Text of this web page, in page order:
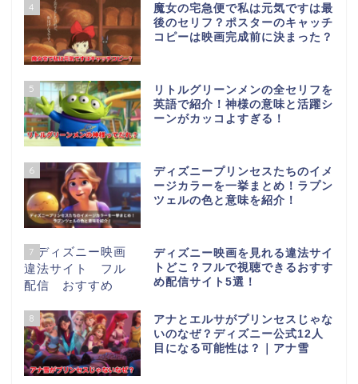
4
魔女の宅急便で私は元気ですは最
後のセリフ？ポスターのキャッチ
コピーは映画完成前に決まった？
5
リトルグリーンメンの全セリフを
英語で紹介！神様の意味と活躍シ
ーンがカッコよすぎる！
6
ディズニープリンセスたちのイメ
ージカラーを一挙まとめ！ラプン
ツェルの色と意味を紹介！
7
ディズニー映画を見れる違法サイ
トどこ？フルで視聴できるおすす
め配信サイト5選！
8
アナとエルサがプリンセスじゃな
いのなぜ？ディズニー公式12人
目になる可能性は？｜アナ雪